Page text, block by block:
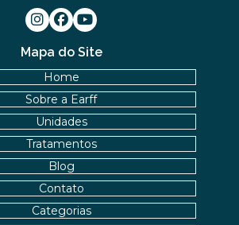
Mapa do Site
Home
Sobre a Earff
Unidades
Tratamentos
Blog
Contato
Categorias